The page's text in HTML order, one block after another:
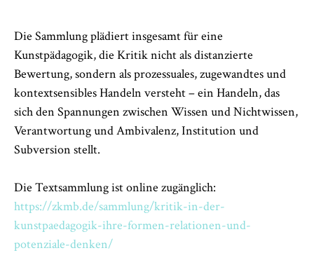
Die Sammlung plädiert insgesamt für eine
Kunstpädagogik, die Kritik nicht als distanzierte
Bewertung, sondern als prozessuales, zugewandtes und
kontextsensibles Handeln versteht – ein Handeln, das
sich den Spannungen zwischen Wissen und Nichtwissen,
Verantwortung und Ambivalenz, Institution und
Subversion stellt.
Die Textsammlung ist online zugänglich:
https://zkmb.de/sammlung/kritik-in-der-
kunstpaedagogik-ihre-formen-relationen-und-
potenziale-denken/